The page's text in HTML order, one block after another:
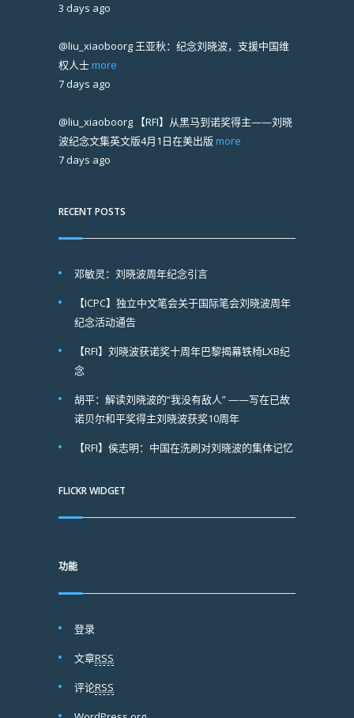
3 days ago
@liu_xiaoboorg 王亚秋：纪念刘晓波，支援中国维
权人士 more
7 days ago
@liu_xiaoboorg 【RFI】从黑马到诺奖得主——刘晓
波纪念文集英文版4月1日在美出版 more
7 days ago
RECENT POSTS
邓敏灵：刘晓波周年纪念引言
【ICPC】独立中文笔会关于国际笔会刘晓波周年
纪念活动通告
【RFI】刘晓波获诺奖十周年巴黎揭幕铁椅LXB纪
念
胡平：解读刘晓波的“我没有敌人” ——写在已故
诺贝尔和平奖得主刘晓波获奖10周年
【RFI】侯志明：中国在洗刷对刘晓波的集体记忆
FLICKR WIDGET
功能
登录
文章RSS
评论RSS